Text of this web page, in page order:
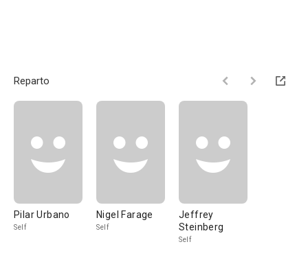
Reparto
Pilar Urbano
Self
Nigel Farage
Self
Jeffrey
Steinberg
Self